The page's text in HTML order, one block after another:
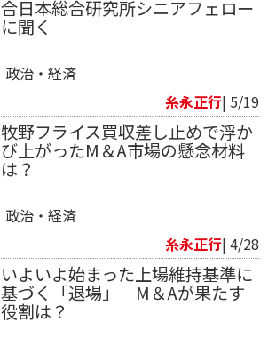
合日本総合研究所シニアフェロー
に聞く
政治・経済
糸永正行| 5/19
牧野フライス買収差し止めで浮か
び上がったM＆A市場の懸念材料
は？
政治・経済
糸永正行| 4/28
いよいよ始まった上場維持基準に
基づく「退場」 M＆A が果たす
役割は？